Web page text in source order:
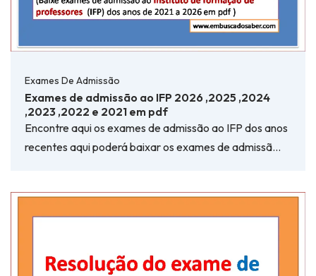
Exames De Admissão
Exames de admissão ao IFP 2026 ,2025 ,2024
,2023 ,2022 e 2021 em pdf
Encontre aqui os exames de admissão ao IFP dos anos
recentes aqui poderá baixar os exames de admissã…